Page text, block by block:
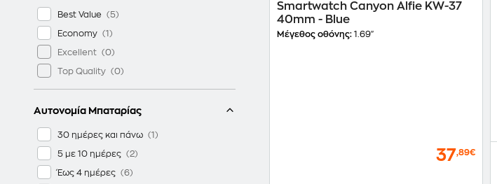
Best Value
Economy
Excellent
Top Quality
Αυτονομία Μπαταρίας
30 ημέρες και πάνω
5 με 10 ημέρες
Έως 4 ημέρες
Smartwatch Canyon Alfie KW-37
40mm - Blue
Μέγεθος οθόνης: 1.69"
37,89€